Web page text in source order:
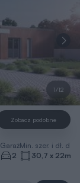
1/12
Zobacz podobne
Garaż
2
Min. szer. i dł.
30,7 x 22m